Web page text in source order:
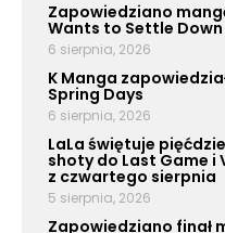
Zapowiedziano
Wants to Settle
6 sierpnia, 2026
K Manga
Spring Days
6 sierpnia, 2026
LaLa świętuje
shoty do Last Game i
z czwartego sierpnia
5 sierpnia, 2026
Zapowiedziano finał